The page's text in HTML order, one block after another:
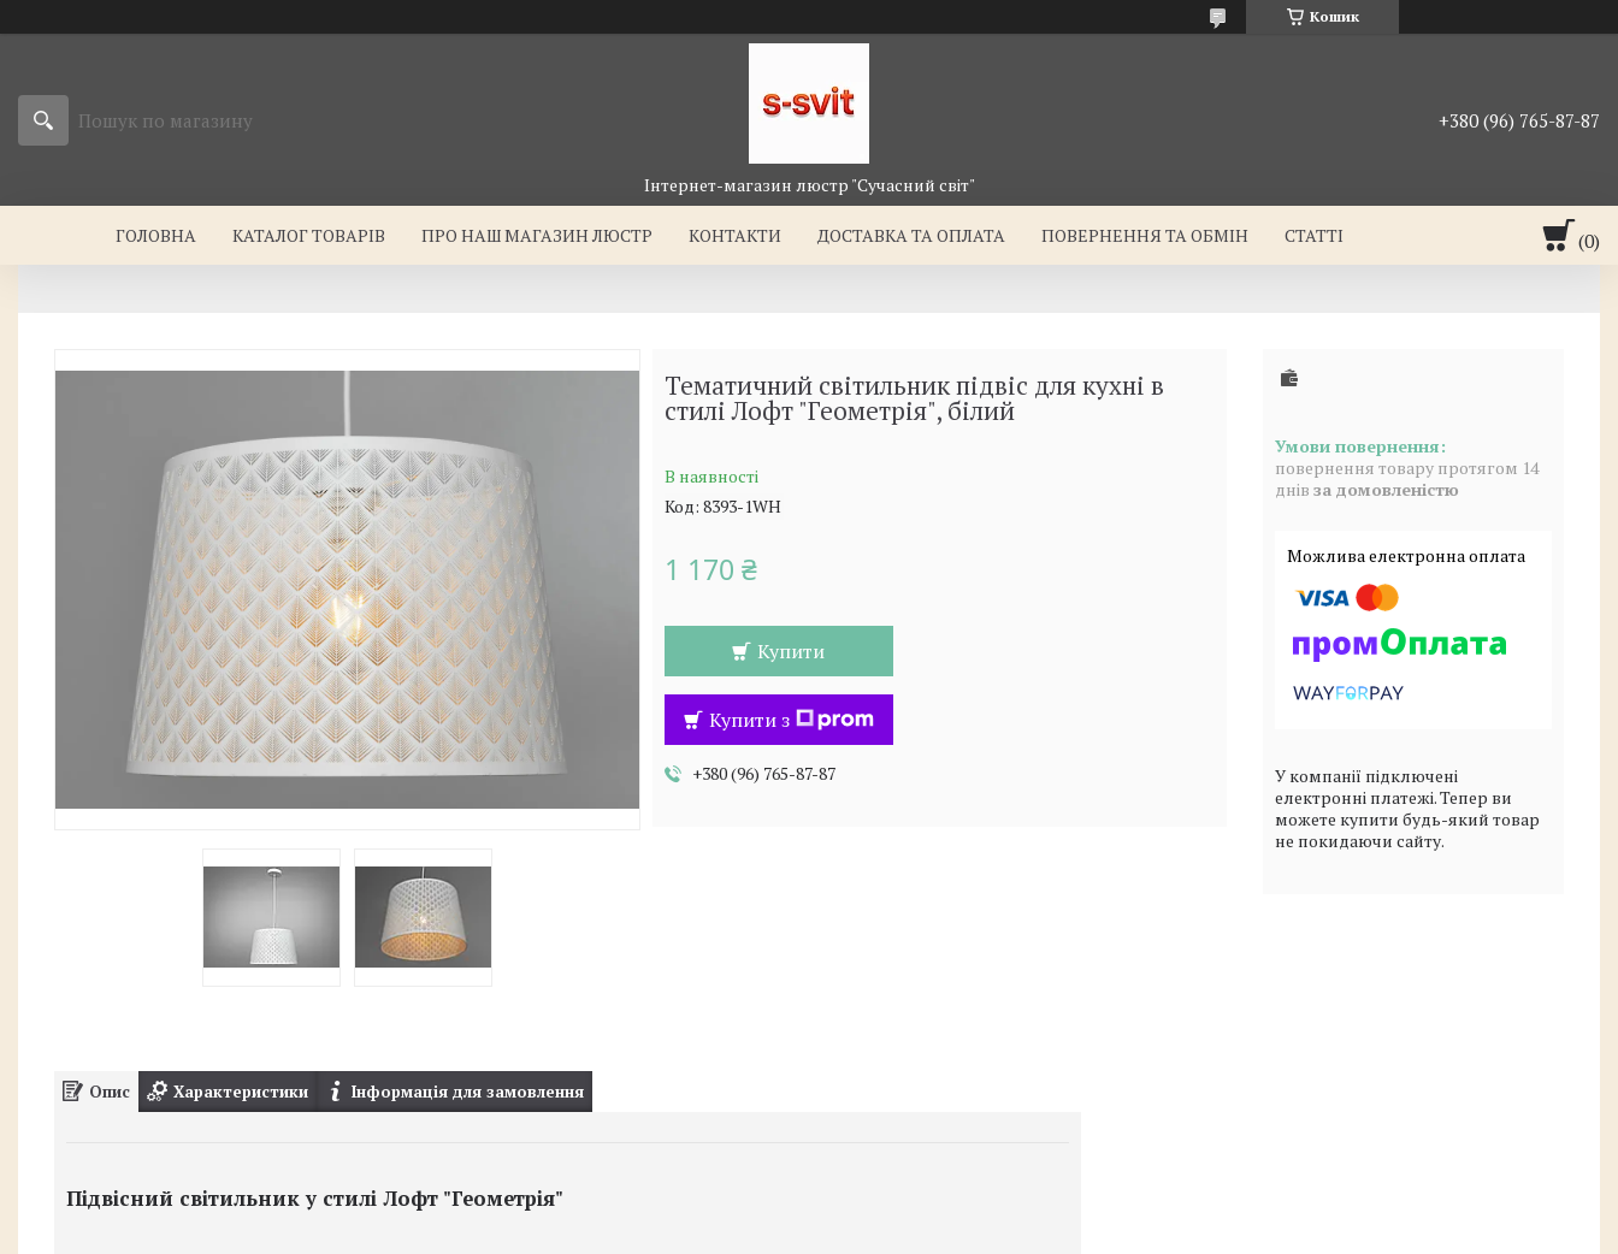
Кошик
Інтернет-магазин люстр "Сучасний світ"
+380 (96) 765-87-87
ГОЛОВНА КАТАЛОГ ТОВАРІВ ПРО НАШ МАГАЗИН ЛЮСТР КОНТАКТИ ДОСТАВКА ТА ОПЛАТА ПОВЕРНЕННЯ ТА ОБМІН СТАТТІ
Тематичний світильник підвіс для кухні в
стилі Лофт "Геометрія", білий
В наявності
Код: 8393-1WH
1 170 ₴
Купити
Купити з
+380 (96) 765-87-87
повернення товару протягом 14
днів за домовленістю
У компанії підключені
електронні платежі. Тепер ви
можете купити будь-який товар
не покидаючи сайту.
Опис Характеристики Інформація для замовлення
Підвісний світильник у стилі Лофт "Геометрія"